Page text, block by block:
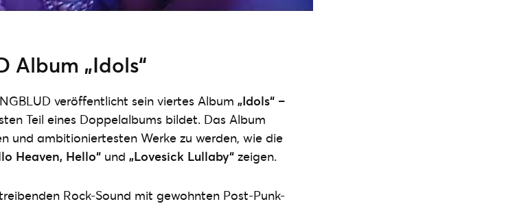
Album „Idols“
veröffentlicht sein viertes Album „Idols“ –
Teil eines Doppelalbums bildet. Das Album
und ambitioniertesten Werke zu werden, wie die
Heaven, Hello“ und „Lovesick Lullaby“ zeigen.
Rock-Sound mit gewohnten Post-Punk-